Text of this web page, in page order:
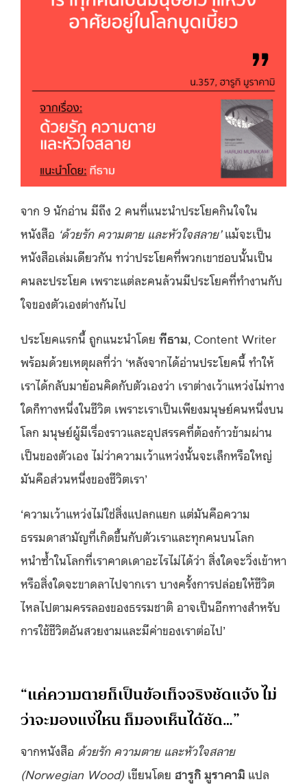
จาก 9 นักอ่าน มีถึง 2 คนที่แนะนำประโยคกินใจใน
หนังสือ ‘ด้วยรัก ความตาย และหัวใจสลาย’แม้จะเป็น
หนังสือเล่มเดียวกัน ทว่าประโยคที่พวกเขาชอบนั้นเป็น
คนละประโยค เพราะแต่ละคนล้วนมีประโยคที่ทำงานกับ
ใจของตัวเองต่างกันไป
ประโยคแรกนี้ ถูกแนะนำโดย ทีธาม , Content Writer
พร้อมด้วยเหตุผลที่ว่า ‘หลังจากได้อ่านประโยคนี้ ทำให้
เราได้กลับมาย้อนคิดกับตัวเองว่า เราต่างเว้าแหว่งไม่ทาง
ใดก็ทางหนึ่งในชีวิต เพราะเราเป็นเพียงมนุษย์คนหนึ่งบน
โลก มนุษย์ผู้มีเรื่องราวและอุปสรรคที่ต้องก้าวข้ามผ่าน
เป็นของตัวเอง ไม่ว่าความเว้าแหว่งนั้นจะเล็กหรือใหญ่
มันคือส่วนหนึ่งของชีวิตเรา’
‘ความเว้าแหว่งไม่ใช่สิ่งแปลกแยก แต่มันคือความ
ธรรมดาสามัญที่เกิดขึ้นกับตัวเราและทุกคนบนโลก
หนำซ้ำในโลกที่เราคาดเดาอะไรไม่ได้ว่า สิ่งใดจะวิ่งเข้าหา
หรือสิ่งใดจะขาดลาไปจากเรา บางครั้งการปล่อยให้ชีวิต
ไหลไปตามครรลองของธรรมชาติ อาจเป็นอีกทางสำหรับ
การใช้ชีวิตอันสวยงามและมีค่าของเราต่อไป’
“แค่ความตายก็เป็นข้อเท็จจริงชัดแจ้ง ไม่
ว่าจะมองแง่ไหน ก็มองเห็นได้ชัด…”
จากหนังสือ ด้วยรัก ความตาย และหัวใจสลาย
(Norwegian Wood)เขียนโดย ฮารูกิ มูราคามิ แปล